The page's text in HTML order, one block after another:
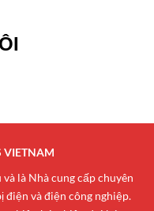
VIETNAM
là Nhà cung cấp chuyên
điện và điện công nghiệp.